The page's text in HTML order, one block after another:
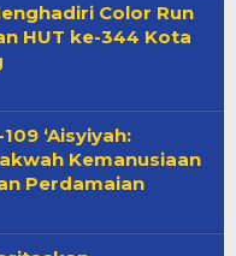
Color Run
HUT ke-344 Kota
‘Aisyiyah:
Kemanusiaan
Perdamaian